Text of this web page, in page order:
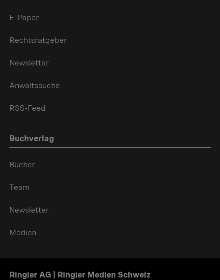
E-Paper
Rechtsratgeber
Newsletter
Anwaltssuche
RSS-Feed
Buchverlag
Bücher
Team
Newsletter
Medien
Ringier AG | Ringier Medien Schweiz